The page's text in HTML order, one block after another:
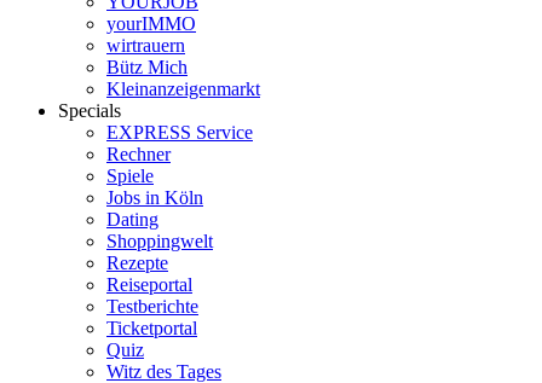
yourIMMO
wirtrauern
Bütz Mich
Kleinanzeigenmarkt
Specials
EXPRESS Service
Rechner
Spiele
Jobs in Köln
Dating
Shoppingwelt
Rezepte
Reiseportal
Testberichte
Ticketportal
Quiz
Witz des Tages